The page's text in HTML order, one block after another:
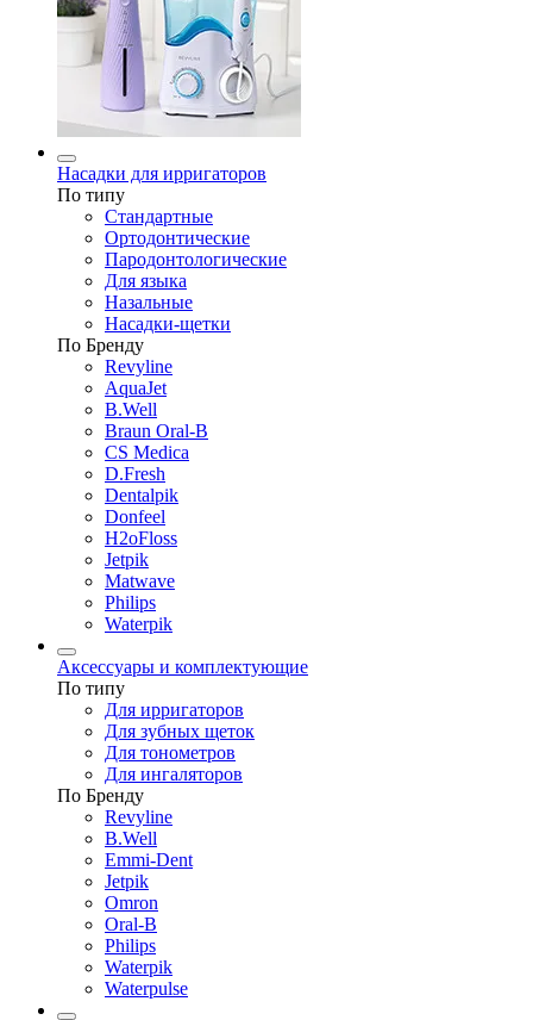
Насадки для ирригаторов
По типу
Стандартные
Ортодонтические
Пародонтологические
Для языка
Назальные
Насадки-щетки
По Бренду
Revyline
AquaJet
B.Well
Braun Oral-B
CS Medica
D.Fresh
Dentalpik
Donfeel
H2oFloss
Jetpik
Matwave
Philips
Waterpik
Аксессуары и комплектующие
По типу
Для ирригаторов
Для зубных щеток
Для тонометров
Для ингаляторов
По Бренду
Revyline
B.Well
Emmi-Dent
Jetpik
Omron
Oral-B
Philips
Waterpik
Waterpulse